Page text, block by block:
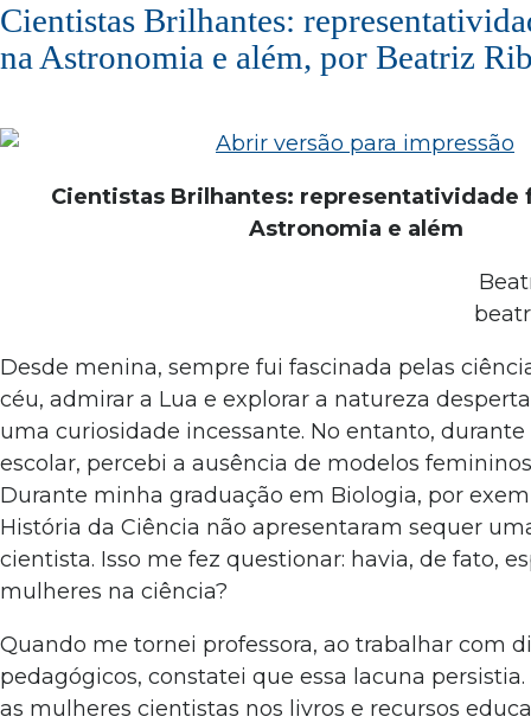
Cientistas Brilhantes:
na Astronomia e além, por Beatriz
Cientistas Brilhantes: representatividade
Astronomia e além
Desde menina, sempre fui fascinada pelas
céu, admirar a Lua e explorar a natureza
uma curiosidade incessante. No entanto,
escolar, percebi a ausência de modelos
Durante minha graduação em Biologia, por
História da Ciência não apresentaram sequer
cientista. Isso me fez questionar: havia, de fato,
mulheres na ciência?
Quando me tornei professora, ao trabalhar com
pedagógicos, constatei que essa lacuna
as mulheres cientistas nos livros e recursos